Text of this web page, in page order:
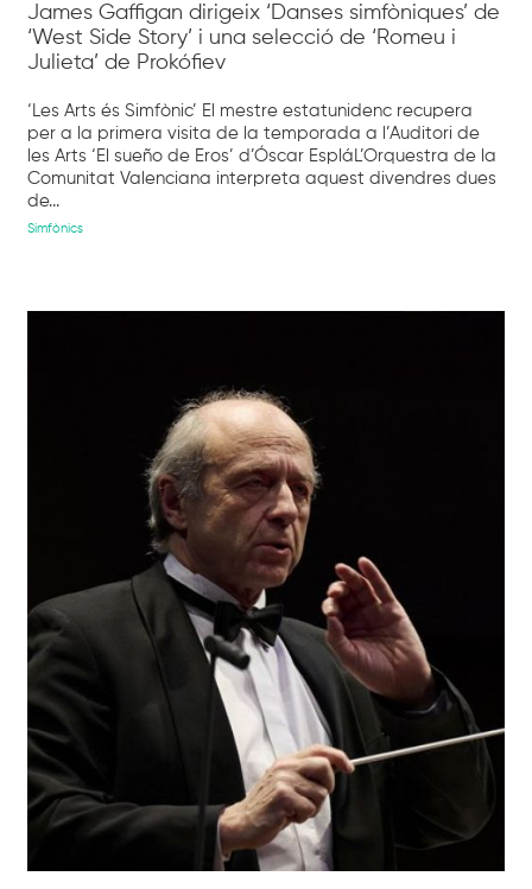
James Gaffigan dirigeix ‘Danses simfòniques’ de
‘West Side Story’ i una selecció de ‘Romeu i
Julieta’ de Prokófiev
‘Les Arts és Simfònic’ El mestre estatunidenc recupera
per a la primera visita de la temporada a l’Auditori de
les Arts ‘El sueño de Eros’ d’Óscar EspláL’Orquestra de la
Comunitat Valenciana interpreta aquest divendres dues
de...
Simfònics